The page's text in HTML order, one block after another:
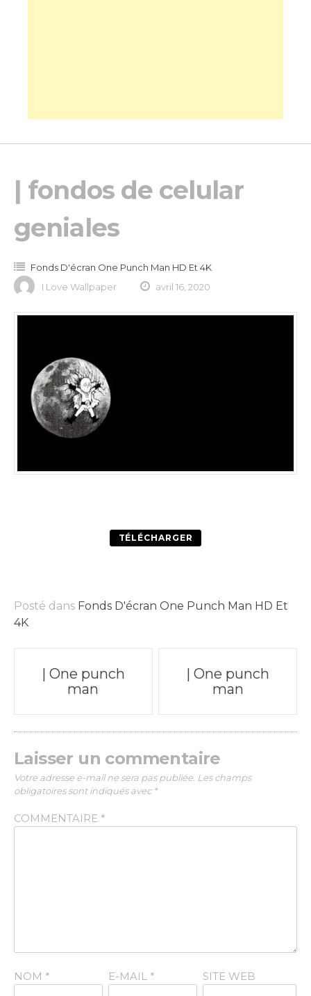
| fondos de celular
geniales
Fonds D'écran One Punch Man HD Et 4K
I Love Wallpaper
avril 16, 2020
TÉLÉCHARGER
Posté dans Fonds D'écran One Punch Man HD Et
4K
Poste
navigation
| One punch
man
| One punch
man
Laisser un commentaire
Votre adresse e-mail ne sera pas publiée. Les champs
obligatoires sont indiqués avec *
COMMENTAIRE *
NOM * E-MAIL * SITE WEB